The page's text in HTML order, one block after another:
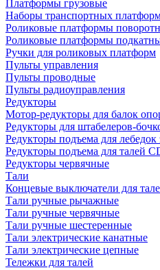
Платформы грузовые
Наборы транспортных
Роликовые платформы
Роликовые платформы
Ручки для роликовых платформ
Пульты управления
Пульты проводные
Пульты радиоуправления
Редукторы
Мотор-редукторы для балок
Редукторы для штабелеров-
Редукторы подъема для
Редукторы подъема для талей
Редукторы червячные
Тали
Концевые выключатели для
Тали ручные рычажные
Тали ручные червячные
Тали ручные шестеренные
Тали электрические канатные
Тали электрические цепные
Тележки для талей